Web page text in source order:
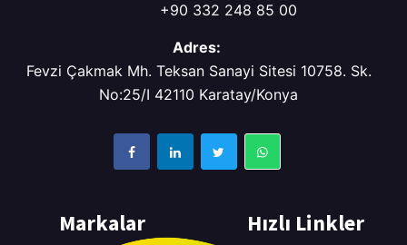
+90 332 248 85 00
Adres:
Fevzi Çakmak Mh. Teksan Sanayi Sitesi 10758. Sk.
No:25/I 42110 Karatay/Konya
Markalar Hızlı Linkler